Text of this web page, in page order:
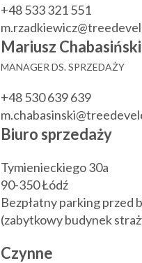
+48 533 321 551
Mariusz Chabasiński
MANAGER DS. SPRZEDAŻY
+48 530 639 639
Biuro sprzedaży
Tymienieckiego 30a
90-350 Łódź
Bezpłatny parking przed
(zabytkowy budynek
Czynne